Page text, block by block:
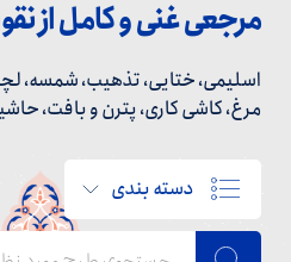
مرجعی غنی و کامل از
اسلیمی، ختایی، تذهیب، شمسه،
مرغ، کاشی کاری، پترن و بافت،
دسته بندی